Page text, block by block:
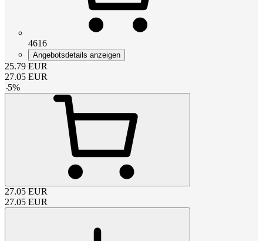
4616
Angebotsdetails anzeigen
25.79 EUR
27.05 EUR
-5%
27.05 EUR
27.05 EUR